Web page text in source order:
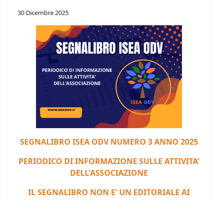
30 Dicembre 2025
SEGNALIBRO ISEA ODV NUMERO 3 ANNO 2025
PERIODICO DI INFORMAZIONE SULLE ATTIVITA'
DELL'ASSOCIAZIONE
IL SEGNALIBRO NON E' UN EDITORIALE AI